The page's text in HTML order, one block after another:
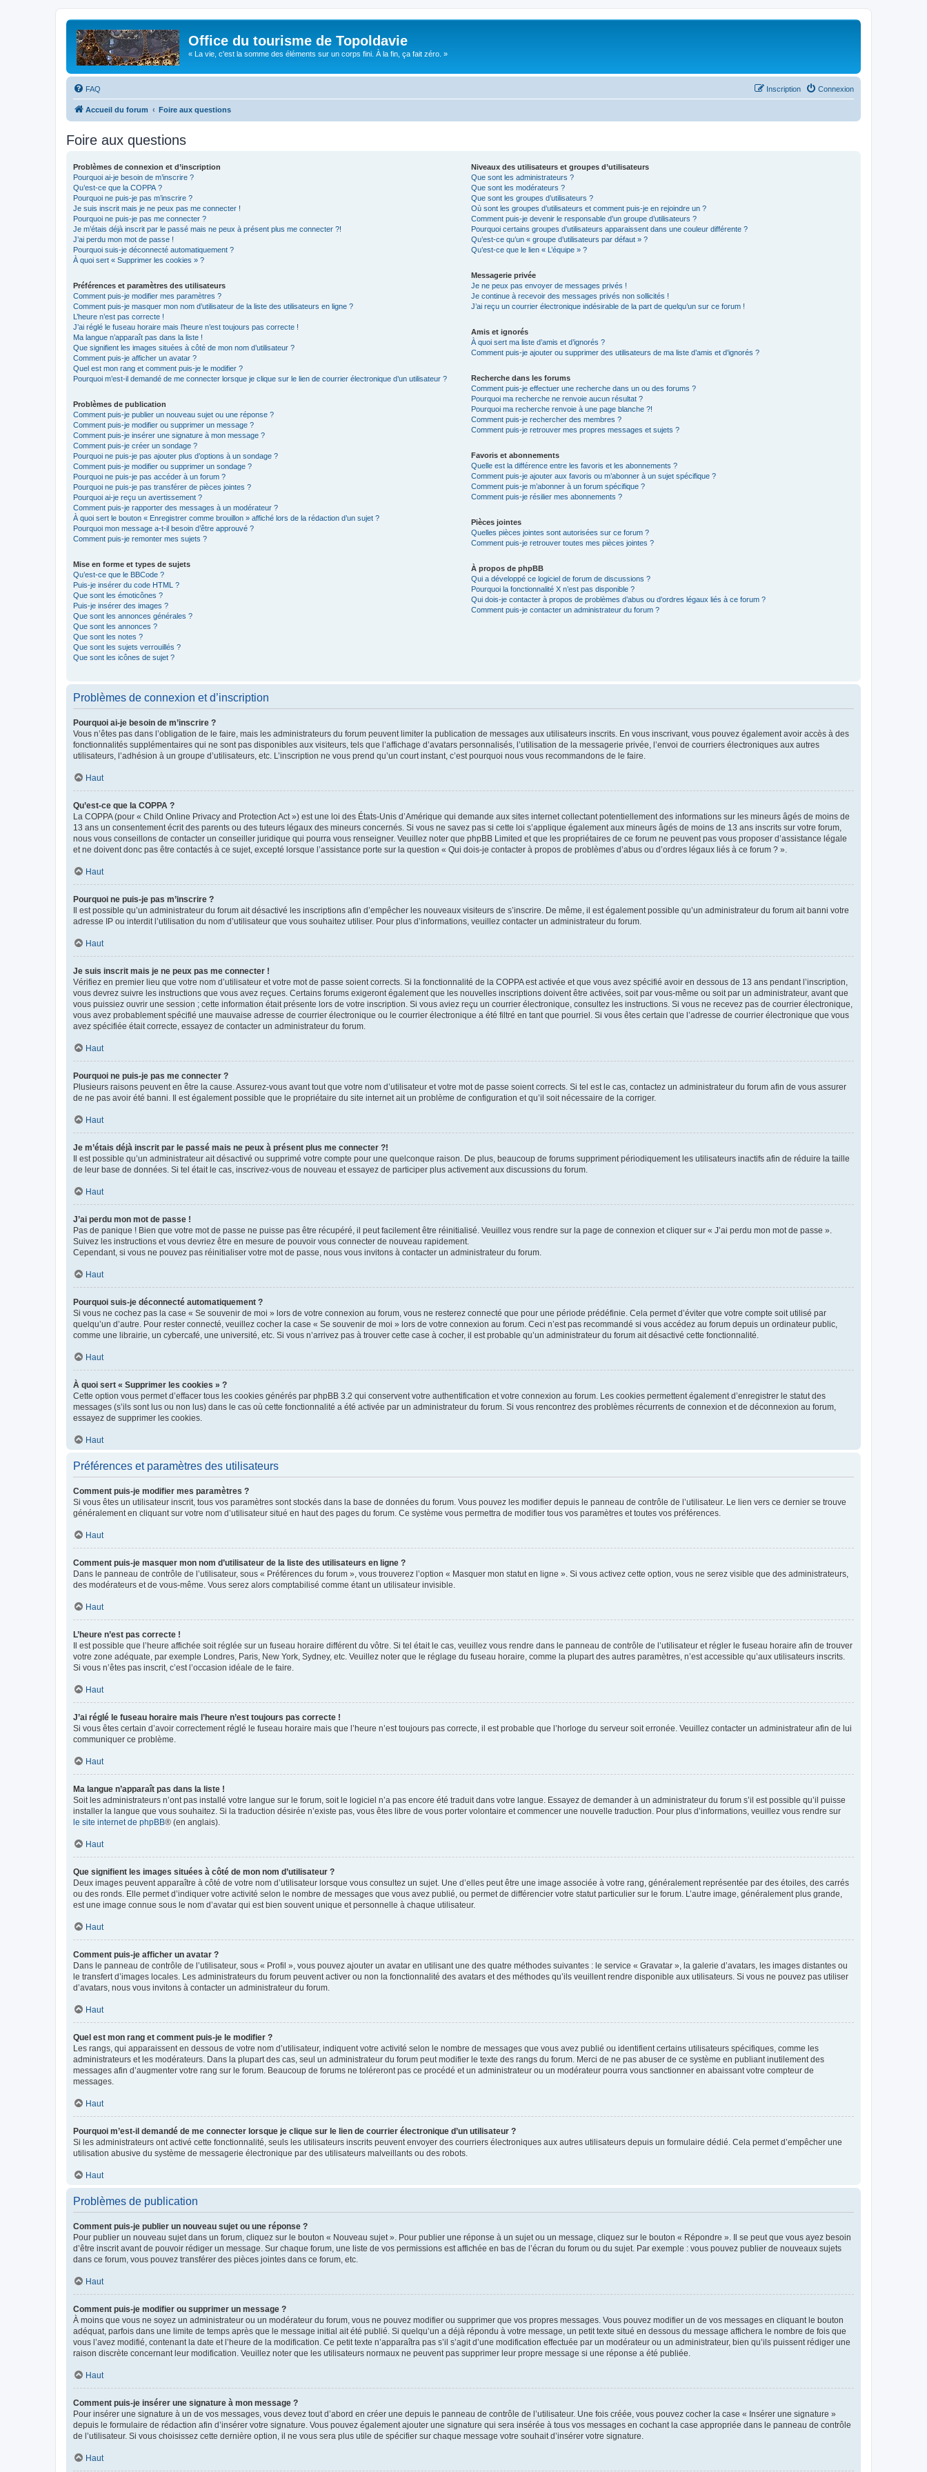
Office du tourisme de Topoldavie
« La vie, c'est la somme des éléments sur un corps fini. À la fin, ça fait zéro. »
FAQ Connexion
Inscription
Accueil du forum Foire aux questions
Foire aux questions
Problèmes de connexion et d’inscription
Pourquoi ai-je besoin de m’inscrire ?
Qu’est-ce que la COPPA ?
Pourquoi ne puis-je pas m’inscrire ?
Je suis inscrit mais je ne peux pas me connecter !
Pourquoi ne puis-je pas me connecter ?
Je m’étais déjà inscrit par le passé mais ne peux à présent plus me connecter ?!
J’ai perdu mon mot de passe !
Pourquoi suis-je déconnecté automatiquement ?
À quoi sert « Supprimer les cookies » ?
Préférences et paramètres des utilisateurs
Comment puis-je modifier mes paramètres ?
Comment puis-je masquer mon nom d’utilisateur de la liste des utilisateurs en ligne ?
L’heure n’est pas correcte !
J’ai réglé le fuseau horaire mais l’heure n’est toujours pas correcte !
Ma langue n’apparaît pas dans la liste !
Que signifient les images situées à côté de mon nom d’utilisateur ?
Comment puis-je afficher un avatar ?
Quel est mon rang et comment puis-je le modifier ?
Pourquoi m’est-il demandé de me connecter lorsque je clique sur le lien de courrier électronique d’un utilisateur ?
Problèmes de publication
Comment puis-je publier un nouveau sujet ou une réponse ?
Comment puis-je modifier ou supprimer un message ?
Comment puis-je insérer une signature à mon message ?
Comment puis-je créer un sondage ?
Pourquoi ne puis-je pas ajouter plus d’options à un sondage ?
Comment puis-je modifier ou supprimer un sondage ?
Pourquoi ne puis-je pas accéder à un forum ?
Pourquoi ne puis-je pas transférer de pièces jointes ?
Pourquoi ai-je reçu un avertissement ?
Comment puis-je rapporter des messages à un modérateur ?
À quoi sert le bouton « Enregistrer comme brouillon » affiché lors de la rédaction d’un sujet ?
Pourquoi mon message a-t-il besoin d’être approuvé ?
Comment puis-je remonter mes sujets ?
Mise en forme et types de sujets
Qu’est-ce que le BBCode ?
Puis-je insérer du code HTML ?
Que sont les émoticônes ?
Puis-je insérer des images ?
Que sont les annonces générales ?
Que sont les annonces ?
Que sont les notes ?
Que sont les sujets verrouillés ?
Que sont les icônes de sujet ?
Niveaux des utilisateurs et groupes d’utilisateurs
Que sont les administrateurs ?
Que sont les modérateurs ?
Que sont les groupes d’utilisateurs ?
Où sont les groupes d’utilisateurs et comment puis-je en rejoindre un ?
Comment puis-je devenir le responsable d’un groupe d’utilisateurs ?
Pourquoi certains groupes d’utilisateurs apparaissent dans une couleur différente ?
Qu’est-ce qu’un « groupe d’utilisateurs par défaut » ?
Qu’est-ce que le lien « L’équipe » ?
Messagerie privée
Je ne peux pas envoyer de messages privés !
Je continue à recevoir des messages privés non sollicités !
J’ai reçu un courrier électronique indésirable de la part de quelqu’un sur ce forum !
Amis et ignorés
À quoi sert ma liste d’amis et d’ignorés ?
Comment puis-je ajouter ou supprimer des utilisateurs de ma liste d’amis et d’ignorés ?
Recherche dans les forums
Comment puis-je effectuer une recherche dans un ou des forums ?
Pourquoi ma recherche ne renvoie aucun résultat ?
Pourquoi ma recherche renvoie à une page blanche ?!
Comment puis-je rechercher des membres ?
Comment puis-je retrouver mes propres messages et sujets ?
Favoris et abonnements
Quelle est la différence entre les favoris et les abonnements ?
Comment puis-je ajouter aux favoris ou m’abonner à un sujet spécifique ?
Comment puis-je m’abonner à un forum spécifique ?
Comment puis-je résilier mes abonnements ?
Pièces jointes
Quelles pièces jointes sont autorisées sur ce forum ?
Comment puis-je retrouver toutes mes pièces jointes ?
À propos de phpBB
Qui a développé ce logiciel de forum de discussions ?
Pourquoi la fonctionnalité X n’est pas disponible ?
Qui dois-je contacter à propos de problèmes d’abus ou d’ordres légaux liés à ce forum ?
Comment puis-je contacter un administrateur du forum ?
Problèmes de connexion et d’inscription
Pourquoi ai-je besoin de m’inscrire ?
Vous n’êtes pas dans l’obligation de le faire, mais les administrateurs du forum peuvent limiter la publication de messages aux utilisateurs inscrits. En vous inscrivant, vous pouvez également avoir accès à des
fonctionnalités supplémentaires qui ne sont pas disponibles aux visiteurs, tels que l’affichage d’avatars personnalisés, l’utilisation de la messagerie privée, l’envoi de courriers électroniques aux autres
utilisateurs, l’adhésion à un groupe d’utilisateurs, etc. L’inscription ne vous prend qu’un court instant, c’est pourquoi nous vous recommandons de le faire.
Haut
Qu’est-ce que la COPPA ?
La COPPA (pour « Child Online Privacy and Protection Act ») est une loi des États-Unis d’Amérique qui demande aux sites internet collectant potentiellement des informations sur les mineurs âgés de moins de
13 ans un consentement écrit des parents ou des tuteurs légaux des mineurs concernés. Si vous ne savez pas si cette loi s’applique également aux mineurs âgés de moins de 13 ans inscrits sur votre forum,
nous vous conseillons de contacter un conseiller juridique qui pourra vous renseigner. Veuillez noter que phpBB Limited et que les propriétaires de ce forum ne peuvent pas vous proposer d’assistance légale
et ne doivent donc pas être contactés à ce sujet, excepté lorsque l’assistance porte sur la question « Qui dois-je contacter à propos de problèmes d’abus ou d’ordres légaux liés à ce forum ? ».
Haut
Pourquoi ne puis-je pas m’inscrire ?
Il est possible qu’un administrateur du forum ait désactivé les inscriptions afin d’empêcher les nouveaux visiteurs de s’inscrire. De même, il est également possible qu’un administrateur du forum ait banni votre
adresse IP ou interdit l’utilisation du nom d’utilisateur que vous souhaitez utiliser. Pour plus d’informations, veuillez contacter un administrateur du forum.
Haut
Je suis inscrit mais je ne peux pas me connecter !
Vérifiez en premier lieu que votre nom d’utilisateur et votre mot de passe soient corrects. Si la fonctionnalité de la COPPA est activée et que vous avez spécifié avoir en dessous de 13 ans pendant l’inscription,
vous devrez suivre les instructions que vous avez reçues. Certains forums exigeront également que les nouvelles inscriptions doivent être activées, soit par vous-même ou soit par un administrateur, avant que
vous puissiez ouvrir une session ; cette information était présente lors de votre inscription. Si vous aviez reçu un courrier électronique, consultez les instructions. Si vous ne recevez pas de courrier électronique,
vous avez probablement spécifié une mauvaise adresse de courrier électronique ou le courrier électronique a été filtré en tant que pourriel. Si vous êtes certain que l’adresse de courrier électronique que vous
avez spécifiée était correcte, essayez de contacter un administrateur du forum.
Haut
Pourquoi ne puis-je pas me connecter ?
Plusieurs raisons peuvent en être la cause. Assurez-vous avant tout que votre nom d’utilisateur et votre mot de passe soient corrects. Si tel est le cas, contactez un administrateur du forum afin de vous assurer
de ne pas avoir été banni. Il est également possible que le propriétaire du site internet ait un problème de configuration et qu’il soit nécessaire de la corriger.
Haut
Je m’étais déjà inscrit par le passé mais ne peux à présent plus me connecter ?!
Il est possible qu’un administrateur ait désactivé ou supprimé votre compte pour une quelconque raison. De plus, beaucoup de forums suppriment périodiquement les utilisateurs inactifs afin de réduire la taille
de leur base de données. Si tel était le cas, inscrivez-vous de nouveau et essayez de participer plus activement aux discussions du forum.
Haut
J’ai perdu mon mot de passe !
Pas de panique ! Bien que votre mot de passe ne puisse pas être récupéré, il peut facilement être réinitialisé. Veuillez vous rendre sur la page de connexion et cliquer sur « J’ai perdu mon mot de passe ».
Suivez les instructions et vous devriez être en mesure de pouvoir vous connecter de nouveau rapidement.
Cependant, si vous ne pouvez pas réinitialiser votre mot de passe, nous vous invitons à contacter un administrateur du forum.
Haut
Pourquoi suis-je déconnecté automatiquement ?
Si vous ne cochez pas la case « Se souvenir de moi » lors de votre connexion au forum, vous ne resterez connecté que pour une période prédéfinie. Cela permet d’éviter que votre compte soit utilisé par
quelqu’un d’autre. Pour rester connecté, veuillez cocher la case « Se souvenir de moi » lors de votre connexion au forum. Ceci n’est pas recommandé si vous accédez au forum depuis un ordinateur public,
comme une librairie, un cybercafé, une université, etc. Si vous n’arrivez pas à trouver cette case à cocher, il est probable qu’un administrateur du forum ait désactivé cette fonctionnalité.
Haut
À quoi sert « Supprimer les cookies » ?
Cette option vous permet d’effacer tous les cookies générés par phpBB 3.2 qui conservent votre authentification et votre connexion au forum. Les cookies permettent également d’enregistrer le statut des
messages (s’ils sont lus ou non lus) dans le cas où cette fonctionnalité a été activée par un administrateur du forum. Si vous rencontrez des problèmes récurrents de connexion et de déconnexion au forum,
essayez de supprimer les cookies.
Haut
Préférences et paramètres des utilisateurs
Comment puis-je modifier mes paramètres ?
Si vous êtes un utilisateur inscrit, tous vos paramètres sont stockés dans la base de données du forum. Vous pouvez les modifier depuis le panneau de contrôle de l’utilisateur. Le lien vers ce dernier se trouve
généralement en cliquant sur votre nom d’utilisateur situé en haut des pages du forum. Ce système vous permettra de modifier tous vos paramètres et toutes vos préférences.
Haut
Comment puis-je masquer mon nom d’utilisateur de la liste des utilisateurs en ligne ?
Dans le panneau de contrôle de l’utilisateur, sous « Préférences du forum », vous trouverez l’option « Masquer mon statut en ligne ». Si vous activez cette option, vous ne serez visible que des administrateurs,
des modérateurs et de vous-même. Vous serez alors comptabilisé comme étant un utilisateur invisible.
Haut
L’heure n’est pas correcte !
Il est possible que l’heure affichée soit réglée sur un fuseau horaire différent du vôtre. Si tel était le cas, veuillez vous rendre dans le panneau de contrôle de l’utilisateur et régler le fuseau horaire afin de trouver
votre zone adéquate, par exemple Londres, Paris, New York, Sydney, etc. Veuillez noter que le réglage du fuseau horaire, comme la plupart des autres paramètres, n’est accessible qu’aux utilisateurs inscrits.
Si vous n’êtes pas inscrit, c’est l’occasion idéale de le faire.
Haut
J’ai réglé le fuseau horaire mais l’heure n’est toujours pas correcte !
Si vous êtes certain d’avoir correctement réglé le fuseau horaire mais que l’heure n’est toujours pas correcte, il est probable que l’horloge du serveur soit erronée. Veuillez contacter un administrateur afin de lui
communiquer ce problème.
Haut
Ma langue n’apparaît pas dans la liste !
Soit les administrateurs n’ont pas installé votre langue sur le forum, soit le logiciel n’a pas encore été traduit dans votre langue. Essayez de demander à un administrateur du forum s’il est possible qu’il puisse
installer la langue que vous souhaitez. Si la traduction désirée n’existe pas, vous êtes libre de vous porter volontaire et commencer une nouvelle traduction. Pour plus d’informations, veuillez vous rendre sur
le site internet de phpBB® (en anglais).
Haut
Que signifient les images situées à côté de mon nom d’utilisateur ?
Deux images peuvent apparaître à côté de votre nom d’utilisateur lorsque vous consultez un sujet. Une d’elles peut être une image associée à votre rang, généralement représentée par des étoiles, des carrés
ou des ronds. Elle permet d’indiquer votre activité selon le nombre de messages que vous avez publié, ou permet de différencier votre statut particulier sur le forum. L’autre image, généralement plus grande,
est une image connue sous le nom d’avatar qui est bien souvent unique et personnelle à chaque utilisateur.
Haut
Comment puis-je afficher un avatar ?
Dans le panneau de contrôle de l’utilisateur, sous « Profil », vous pouvez ajouter un avatar en utilisant une des quatre méthodes suivantes : le service « Gravatar », la galerie d’avatars, les images distantes ou
le transfert d’images locales. Les administrateurs du forum peuvent activer ou non la fonctionnalité des avatars et des méthodes qu’ils veuillent rendre disponible aux utilisateurs. Si vous ne pouvez pas utiliser
d’avatars, nous vous invitons à contacter un administrateur du forum.
Haut
Quel est mon rang et comment puis-je le modifier ?
Les rangs, qui apparaissent en dessous de votre nom d’utilisateur, indiquent votre activité selon le nombre de messages que vous avez publié ou identifient certains utilisateurs spécifiques, comme les
administrateurs et les modérateurs. Dans la plupart des cas, seul un administrateur du forum peut modifier le texte des rangs du forum. Merci de ne pas abuser de ce système en publiant inutilement des
messages afin d’augmenter votre rang sur le forum. Beaucoup de forums ne toléreront pas ce procédé et un administrateur ou un modérateur pourra vous sanctionner en abaissant votre compteur de
messages.
Haut
Pourquoi m’est-il demandé de me connecter lorsque je clique sur le lien de courrier électronique d’un utilisateur ?
Si les administrateurs ont activé cette fonctionnalité, seuls les utilisateurs inscrits peuvent envoyer des courriers électroniques aux autres utilisateurs depuis un formulaire dédié. Cela permet d’empêcher une
utilisation abusive du système de messagerie électronique par des utilisateurs malveillants ou des robots.
Haut
Problèmes de publication
Comment puis-je publier un nouveau sujet ou une réponse ?
Pour publier un nouveau sujet dans un forum, cliquez sur le bouton « Nouveau sujet ». Pour publier une réponse à un sujet ou un message, cliquez sur le bouton « Répondre ». Il se peut que vous ayez besoin
d’être inscrit avant de pouvoir rédiger un message. Sur chaque forum, une liste de vos permissions est affichée en bas de l’écran du forum ou du sujet. Par exemple : vous pouvez publier de nouveaux sujets
dans ce forum, vous pouvez transférer des pièces jointes dans ce forum, etc.
Haut
Comment puis-je modifier ou supprimer un message ?
À moins que vous ne soyez un administrateur ou un modérateur du forum, vous ne pouvez modifier ou supprimer que vos propres messages. Vous pouvez modifier un de vos messages en cliquant le bouton
adéquat, parfois dans une limite de temps après que le message initial ait été publié. Si quelqu’un a déjà répondu à votre message, un petit texte situé en dessous du message affichera le nombre de fois que
vous l’avez modifié, contenant la date et l’heure de la modification. Ce petit texte n’apparaîtra pas s’il s’agit d’une modification effectuée par un modérateur ou un administrateur, bien qu’ils puissent rédiger une
raison discrète concernant leur modification. Veuillez noter que les utilisateurs normaux ne peuvent pas supprimer leur propre message si une réponse a été publiée.
Haut
Comment puis-je insérer une signature à mon message ?
Pour insérer une signature à un de vos messages, vous devez tout d’abord en créer une depuis le panneau de contrôle de l’utilisateur. Une fois créée, vous pouvez cocher la case « Insérer une signature »
depuis le formulaire de rédaction afin d’insérer votre signature. Vous pouvez également ajouter une signature qui sera insérée à tous vos messages en cochant la case appropriée dans le panneau de contrôle
de l’utilisateur. Si vous choisissez cette dernière option, il ne vous sera plus utile de spécifier sur chaque message votre souhait d’insérer votre signature.
Haut